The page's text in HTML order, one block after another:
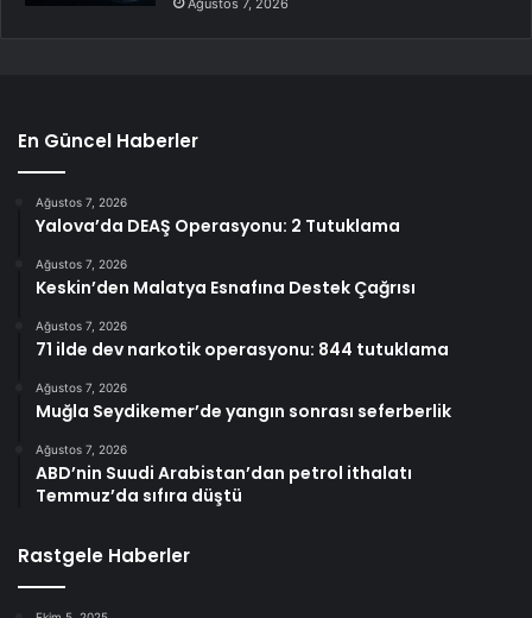
Ağustos 7, 2026
En Güncel Haberler
Ağustos 7, 2026
Yalova’da DEAŞ Operasyonu: 2 Tutuklama
Ağustos 7, 2026
Keskin’den Malatya Esnafına Destek Çağrısı
Ağustos 7, 2026
71 ilde dev narkotik operasyonu: 844 tutuklama
Ağustos 7, 2026
Muğla Seydikemer’de yangın sonrası seferberlik
Ağustos 7, 2026
ABD’nin Suudi Arabistan’dan petrol ithalatı
Temmuz’da sıfıra düştü
Rastgele Haberler